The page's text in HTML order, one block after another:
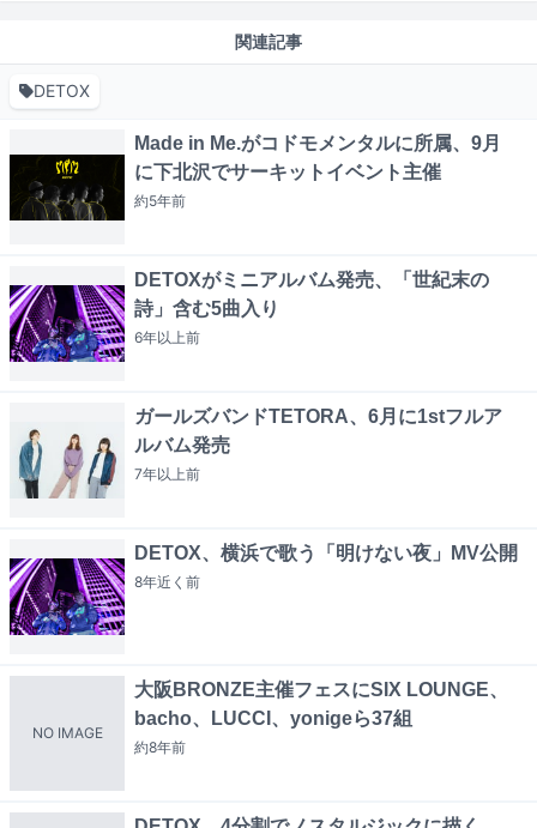
関連記事
DETOX
Made in Me.がコドモメンタルに所属、9月
に下北沢でサーキットイベント主催
約5年前
DETOXがミニアルバム発売、「世紀末の
詩」含む5曲入り
6年以上前
ガールズバンドTETORA、6月に1stフルア
ルバム発売
7年以上前
DETOX、横浜で歌う「明けない夜」MV公開
8年近く 前
NO IMAGE
大阪BRONZE主催フェスにSIX LOUNGE、
bacho、LUCCI、yonigeら37組
約8年前